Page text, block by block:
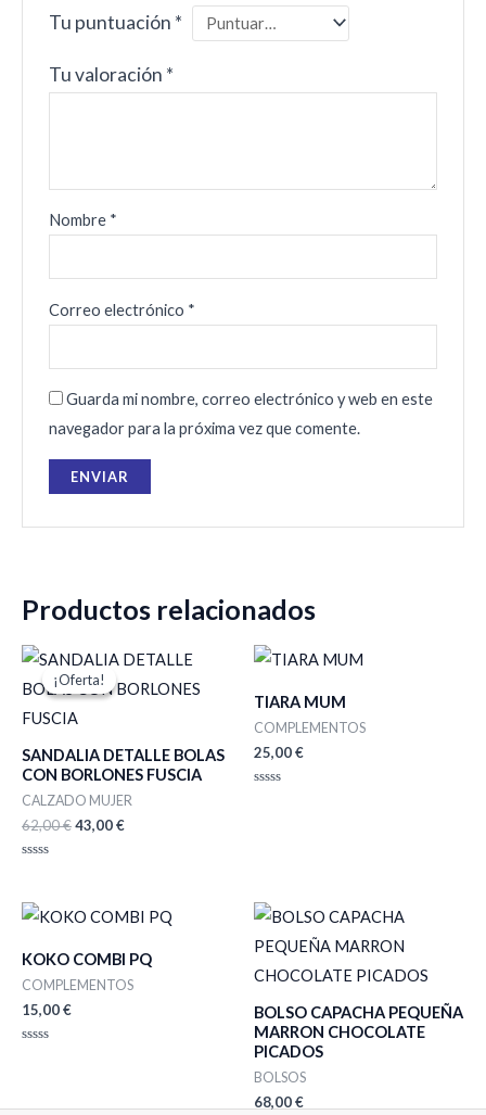
Tu puntuación *
Tu valoración *
Nombre *
Correo electrónico *
Guarda mi nombre, correo electrónico y web en este
navegador para la próxima vez que comente.
Productos relacionados
¡Oferta!
¡Oferta!
SANDALIA DETALLE BOLAS
CON BORLONES FUSCIA
CALZADO MUJER
62,00€
El
precio
original
62,00 €.
43,00€
El
precio
actual
de
5
TIARA MUM
COMPLEMENTOS
25,00€
KOKO COMBI PQ
COMPLEMENTOS
15,00€
5
BOLSO CAPACHA PEQUEÑA
MARRON CHOCOLATE
PICADOS
BOLSOS
68,00€